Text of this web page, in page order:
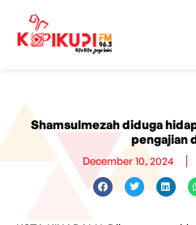
Shamsulmezah diduga
pengajian
December 10, 2024